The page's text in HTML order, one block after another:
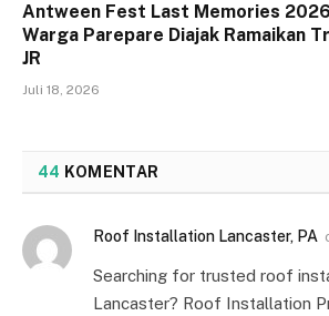
Antween Fest Last Memories
Warga Parepare Diajak Ramaikan
JR
Juli 18, 2026
44 KOMENTAR
Roof Installation Lancaster, PA
Searching for trusted roof
Lancaster? Roof Installation